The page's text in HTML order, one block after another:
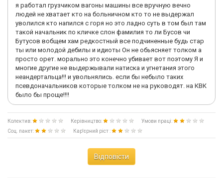
я работал грузчиком вагоны машины все вручную вечно
людей не хватает кто на больничном кто то не выдержал
уволился кто напился с горя но это ладно суть в том был там
такой начальник по кличке слон фамилия то ли Бусов чи
Бутусов вобщем хам редкостный все подчиненные будь стар
ты или молодой дебилы и идиоты Он не обьясняет толком а
просто орет. морально это конечно убивает вот поэтому Я и
многие другие не выдержывали натиска и угнетания этого
неандертальца!!! и увольнялись. если бы небыло таких
псевдоначальников которые толком не на руководят. на КВК
было бы проще!!!!
Колектив: Керівництво:
Умови праці:
Соц. пакет:
Кар'єрний ріст :
Відповісти